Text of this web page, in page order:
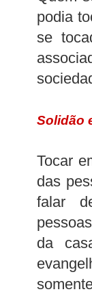
podia
se
Solidão
Tocar
das
falar
da